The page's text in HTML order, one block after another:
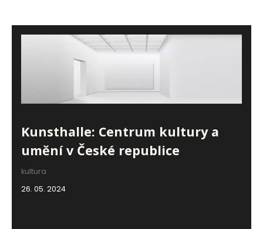
Kunsthalle: Centrum kultury a
umění v České republice
kultura
26. 05. 2024